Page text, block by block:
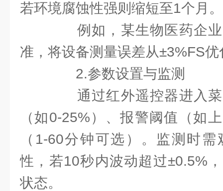
若环境腐蚀性强则缩短至1个月。
例如，某生物医药企业
准，将设备测量误差从±3%FS
2.参数设置与监测
通过红外遥控器进入菜
（如0-25%）、报警阈值（如
（1-60分钟可选）。监测时
性，若10秒内波动超过±0.5%
状态。